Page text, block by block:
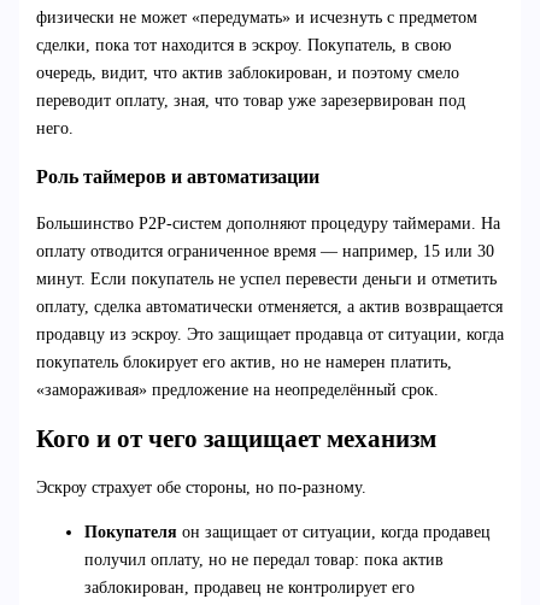
физически не может «передумать» и исчезнуть с предметом
сделки, пока тот находится в эскроу. Покупатель, в свою
очередь, видит, что актив заблокирован, и поэтому смело
переводит оплату, зная, что товар уже зарезервирован под
него.
Роль таймеров и автоматизации
Большинство P2P-систем дополняют процедуру таймерами. На
оплату отводится ограниченное время — например, 15 или 30
минут. Если покупатель не успел перевести деньги и отметить
оплату, сделка автоматически отменяется, а актив возвращается
продавцу из эскроу. Это защищает продавца от ситуации, когда
покупатель блокирует его актив, но не намерен платить,
«замораживая» предложение на неопределённый срок.
Кого и от чего защищает механизм
Эскроу страхует обе стороны, но по-разному.
Покупателяон защищает от ситуации, когда продавец
получил оплату, но не передал товар: пока актив
заблокирован, продавец не контролирует его